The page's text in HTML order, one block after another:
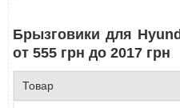
Брызговики для
от 555 грн до 2017 грн
Товар